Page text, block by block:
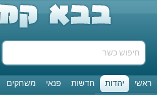
ראשי יהדות חדשות פנאי משחקים